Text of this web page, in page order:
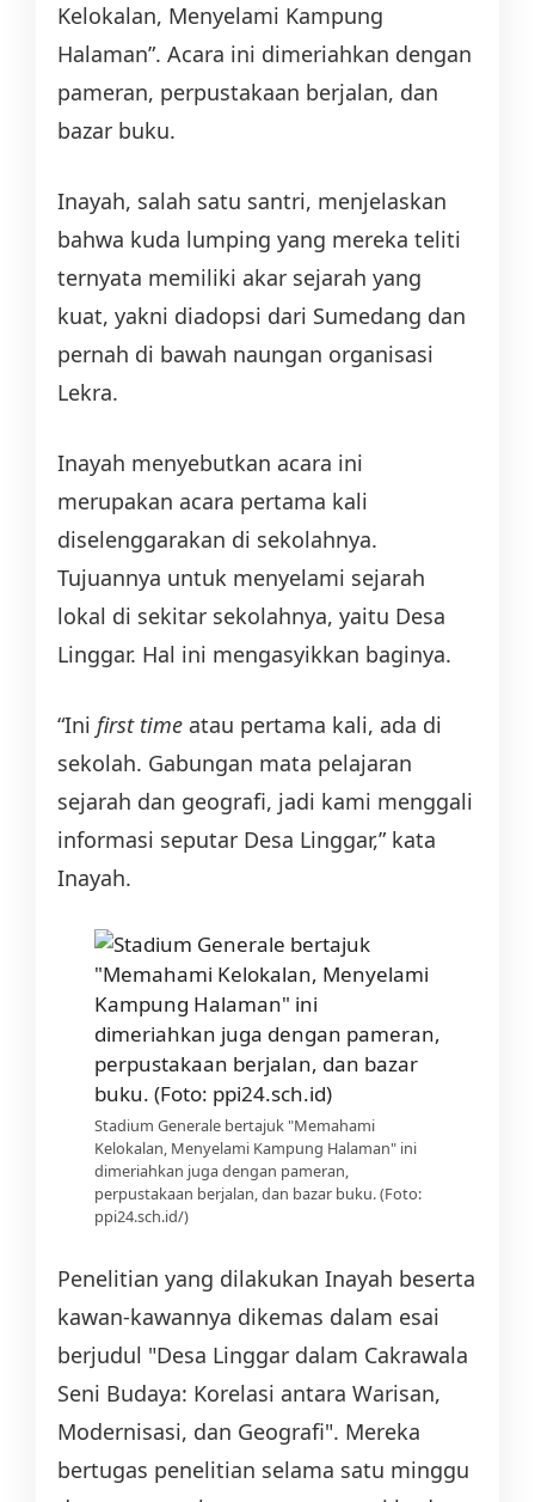
Kelokalan, Menyelami Kampung
Halaman”. Acara ini dimeriahkan dengan
pameran, perpustakaan berjalan, dan
bazar buku.
Inayah, salah satu santri, menjelaskan
bahwa kuda lumping yang mereka teliti
ternyata memiliki akar sejarah yang
kuat, yakni diadopsi dari Sumedang dan
pernah di bawah naungan organisasi
Lekra.
Inayah menyebutkan acara ini
merupakan acara pertama kali
diselenggarakan di sekolahnya.
Tujuannya untuk menyelami sejarah
lokal di sekitar sekolahnya, yaitu Desa
Linggar. Hal ini mengasyikkan baginya.
“Ini first time atau pertama kali, ada di
sekolah. Gabungan mata pelajaran
sejarah dan geografi, jadi kami menggali
informasi seputar Desa Linggar,” kata
Inayah.
Stadium Generale bertajuk "Memahami
Kelokalan, Menyelami Kampung Halaman" ini
dimeriahkan juga dengan pameran,
perpustakaan berjalan, dan bazar buku. (Foto:
ppi24.sch.id/)
Penelitian yang dilakukan Inayah beserta
kawan-kawannya dikemas dalam esai
berjudul "Desa Linggar dalam Cakrawala
Seni Budaya: Korelasi antara Warisan,
Modernisasi, dan Geografi". Mereka
bertugas penelitian selama satu minggu